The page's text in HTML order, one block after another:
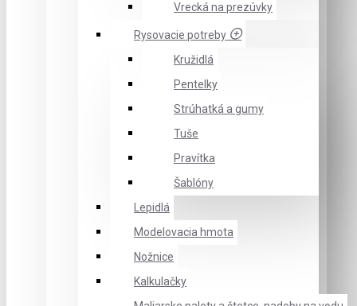
Vrecká na prezúvky
Rysovacie potreby
Kružidlá
Pentelky
Strúhatká a gumy
Tuše
Pravítka
Šablóny
Lepidlá
Modelovacia hmota
Nožnice
Kalkulačky